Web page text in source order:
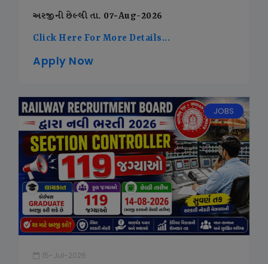
અરજીની છેલ્લી તા. 07-Aug-2026
Click Here For More Details...
Apply Now
JOBS
15-Jul-2026